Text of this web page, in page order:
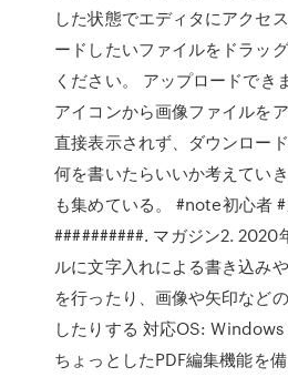
した状態でエディタにアクセ
ードしたいファイルをドラッ
ください。 アップロードでき
アイコンから画像ファイルを
直接表示されず、ダウンロー
何を書いたらいいか考えてい
も集めている。 #note初心者
##########. マガジン2. 2020
ルに文字入れによる書き込み
を行ったり、画像や矢印など
したりする 対応OS:
ちょっとしたPDF編集機能を